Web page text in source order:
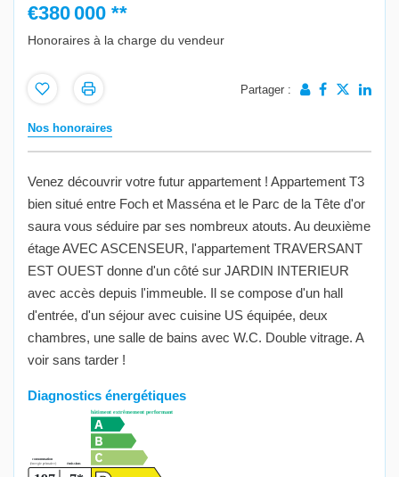
€380 000 **
Honoraires à la charge du vendeur
Partager :
Nos honoraires
Venez découvrir votre futur appartement ! Appartement T3
bien situé entre Foch et Masséna et le Parc de la Tête d'or
saura vous séduire par ses nombreux atouts. Au deuxième
étage AVEC ASCENSEUR, l'appartement TRAVERSANT
EST OUEST donne d'un côté sur JARDIN INTERIEUR
avec accès depuis l'immeuble. Il se compose d'un hall
d'entrée, d'un séjour avec cuisine US équipée, deux
chambres, une salle de bains avec W.C. Double vitrage. A
voir sans tarder !
Diagnostics énergétiques